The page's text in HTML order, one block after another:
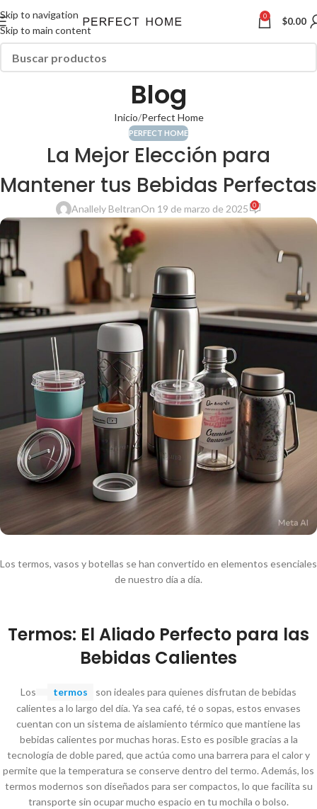
Skip to navigation
Skip to main content
0 $0.00
Blog
Inicio Perfect Home
PERFECT HOME
La Mejor Elección para
Mantener tus Bebidas Perfectas
Anallely BeltranOn 19 de marzo de 2025 0
Los termos, vasos y botellas se han convertido en elementos esenciales
de nuestro día a día.
Termos: El Aliado Perfecto para las
Bebidas Calientes
Los termos
son ideales para quienes disfrutan de bebidas
calientes a lo largo del día. Ya sea café, té o sopas, estos envases
cuentan con un sistema de aislamiento térmico que mantiene las
bebidas calientes por muchas horas. Esto es posible gracias a la
tecnología de doble pared, que actúa como una barrera para el calor y
permite que la temperatura se conserve dentro del termo. Además, los
termos modernos son diseñados para ser compactos, lo que facilita su
transporte sin ocupar mucho espacio en tu mochila o bolso.